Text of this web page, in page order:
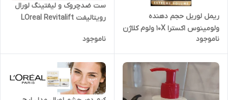
ریمل لوریل حجم دهنده
ولومینوس اکسترا 10X ولوم کلاژن
10میل (لورآل)
ناموجود
ست ضدچروک و لیفتینگ لورال
رویتالیفت LOreal Revitalift
ناموجود